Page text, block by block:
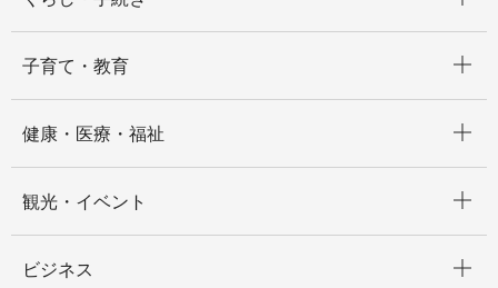
子育て・教育
健康・医療・福祉
観光・イベント
ビジネス